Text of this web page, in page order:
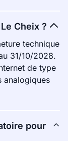
Cheix ?
technique
31/10/2028.
de type
analogiques
pour